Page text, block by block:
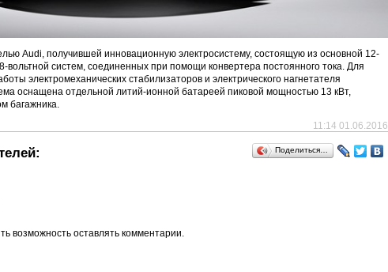
Audi, получившей инновационную электросистему, состоящую из основной 12-
вольтной систем, соединенных при помощи конвертера постоянного тока. Для
электромеханических стабилизаторов и электрического нагнетателя
оснащена отдельной литий-ионной батареей пиковой мощностью 13 кВт,
багажника.
11:14 01.06.2016
Поделиться…
возможность оставлять комментарии.